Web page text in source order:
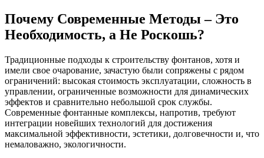
Почему Современные Методы – Это
Необходимость, а Не Роскошь?
Традиционные подходы к строительству фонтанов, хотя и
имели свое очарование, зачастую были сопряжены с рядом
ограничений: высокая стоимость эксплуатации, сложность в
управлении, ограниченные возможности для динамических
эффектов и сравнительно небольшой срок службы.
Современные фонтанные комплексы, напротив, требуют
интеграции новейших технологий для достижения
максимальной эффективности, эстетики, долговечности и, что
немаловажно, экологичности.